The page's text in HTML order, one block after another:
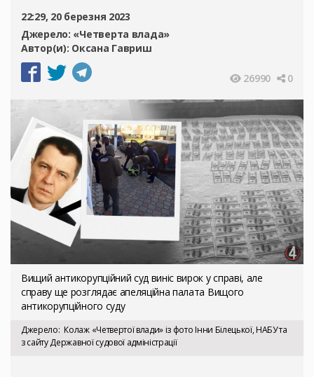
22:29, 20 березня 2023
Джерело: «Четверта влада»
Автор(и): Оксана Гавриш
26990 0
Вищий антикорупційний суд виніс вирок у справі, але
справу ще розглядає апеляційна палата Вищого
антикорупційного суду
Джерело Колаж «Четвертої влади» із фото Інни Білецької, НАБУ та
з сайту Державної судової адміністрації